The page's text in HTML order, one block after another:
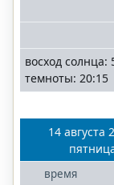
восход
темноты: 20:15
14 августа
время